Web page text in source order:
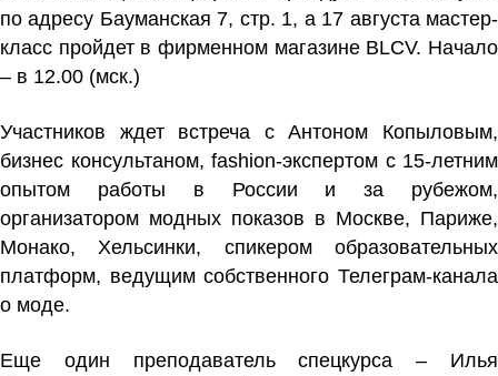
по адресу Бауманская 7, стр. 1, а 17 августа мастер-
класс пройдет в фирменном магазине BLCV. Начало
– в 12.00 (мск.)
Участников ждет встреча сАнтоном Копыловым,
бизнес консультаном, fashion-экспертом с 15-летним
опытом работы в России и за рубежом,
организатором модных показов в Москве, Париже,
Монако, Хельсинки, спикером образовательных
платформ, ведущим собственного Телеграм-канала
о моде.
Еще один преподаватель спецкурса – Илья